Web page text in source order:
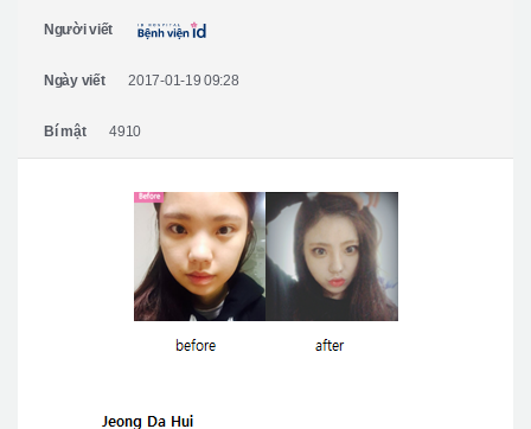
Real Selfie Review
Người viết
Ngày viết 2017-01-19 09:28
Bí mật 4910